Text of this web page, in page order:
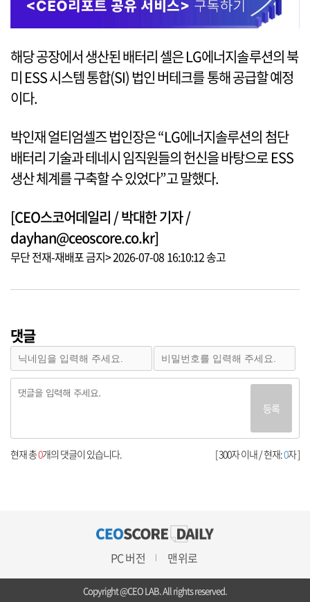
해당 공장에서 생산된 배터리 셀은 LG에너지솔루션의 북
미 ESS 시스템 통합(SI) 법인 버테크를 통해 공급할 예정
이다.
박인재 얼티엄셀즈 법인장은 “LG에너지솔루션의 첨단
배터리 기술과 테네시 임직원들의 헌신을 바탕으로 ESS
생산 체계를 구축할 수 있었다”고 말했다.
[CEO스코어데일리 / 박대한 기자 /
dayhan@ceoscore.co.kr]
무단 전재-재배포 금지> 2026-07-08 16:10:12 송고
댓글
등록
[ 300자 이내 / 현재:0자 ]
현재 총0개의 댓글이 있습니다.
PC 버전 맨위로
Copyright @CEO LAB. All rights reserved.